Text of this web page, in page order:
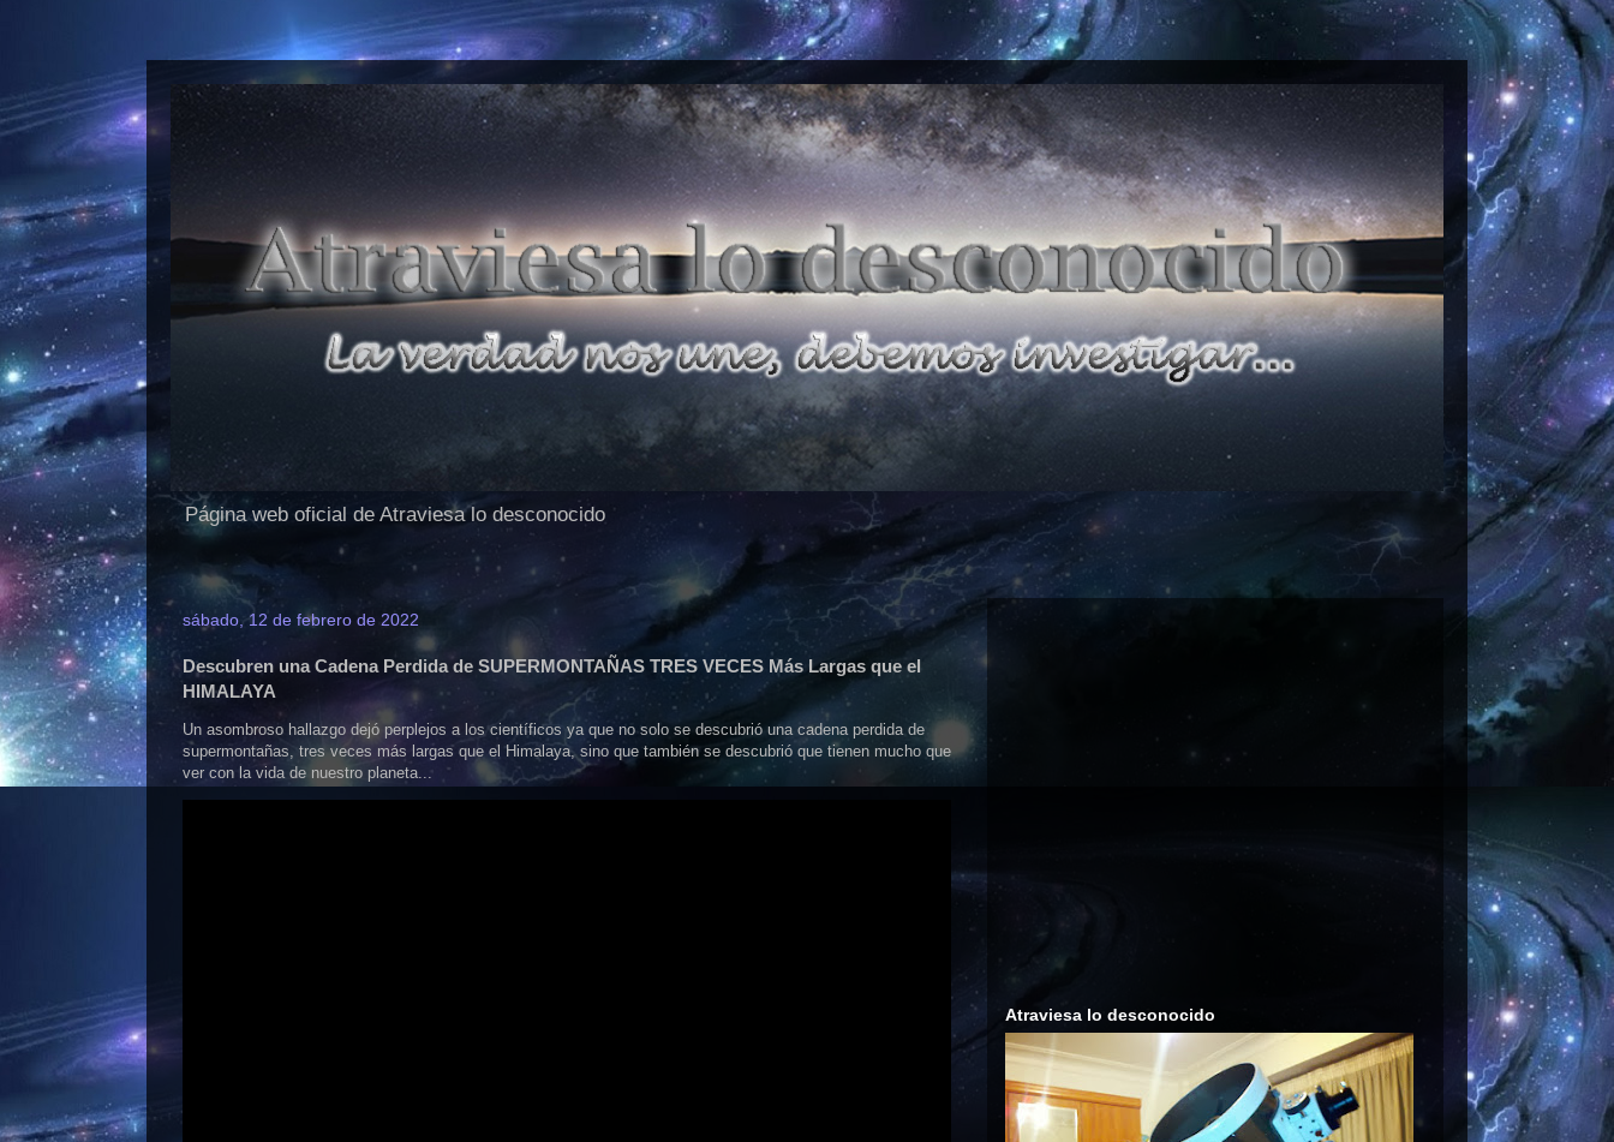
Página web oficial de Atraviesa lo desconocido
sábado, 12 de febrero de 2022
Descubren una Cadena Perdida de SUPERMONTAÑAS TRES VECES Más Largas que el
HIMALAYA
Un asombroso hallazgo dejó perplejos a los científicos ya que no solo se descubrió una cadena perdida de
supermontañas, tres veces más largas que el Himalaya, sino que también se descubrió que tienen mucho que
ver con la vida de nuestro planeta...
Atraviesa lo desconocido